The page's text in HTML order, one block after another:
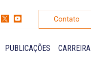
Contato
PUBLICAÇÕES CARREIRA